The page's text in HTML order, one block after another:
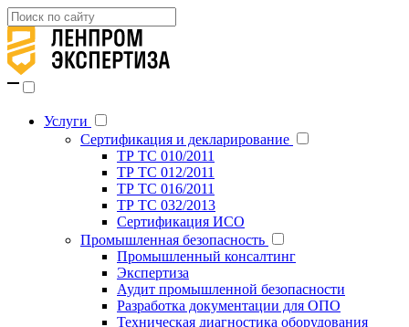
Услуги
Сертификация и декларирование
ТР ТС 010/2011
ТР ТС 012/2011
ТР ТС 016/2011
ТР ТС 032/2013
Сертификация ИСО
Промышленная безопасность
Промышленный консалтинг
Экспертиза
Аудит промышленной безопасности
Разработка документации для ОПО
Техническая диагностика оборудования